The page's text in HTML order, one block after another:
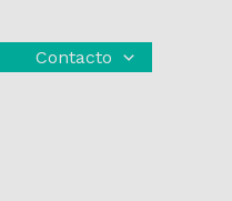
Contacto